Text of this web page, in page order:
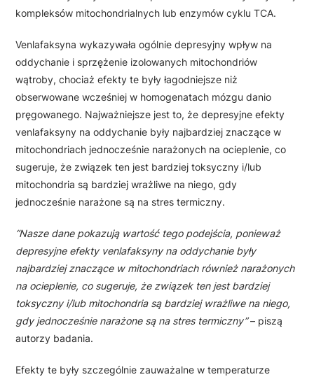
kompleksów mitochondrialnych lub enzymów cyklu TCA.
Venlafaksyna wykazywała ogólnie depresyjny wpływ na
oddychanie i sprzężenie izolowanych mitochondriów
wątroby, chociaż efekty te były łagodniejsze niż
obserwowane wcześniej w homogenatach mózgu danio
pręgowanego. Najważniejsze jest to, że depresyjne efekty
venlafaksyny na oddychanie były najbardziej znaczące w
mitochondriach jednocześnie narażonych na ocieplenie, co
sugeruje, że związek ten jest bardziej toksyczny i/lub
mitochondria są bardziej wrażliwe na niego, gdy
jednocześnie narażone są na stres termiczny.
“Nasze dane pokazują wartość tego podejścia, ponieważ
depresyjne efekty venlafaksyny na oddychanie były
najbardziej znaczące w mitochondriach również narażonych
na ocieplenie, co sugeruje, że związek ten jest bardziej
toksyczny i/lub mitochondria są bardziej wrażliwe na niego,
gdy jednocześnie narażone są na stres termiczny”– piszą
autorzy badania.
Efekty te były szczególnie zauważalne w temperaturze